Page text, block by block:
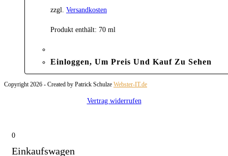
zzgl. Versandkosten
Produkt enthält: 70 ml
Einloggen, Um Preis Und Kauf Zu Sehen
Copyright 2026 - Created by Patrick Schulze Webster-IT.de
Vertrag widerrufen
0
Einkaufswagen